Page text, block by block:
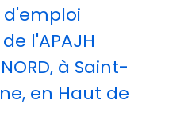
d'emploi
l'APAJH
NORD, à Saint-
en Haut de